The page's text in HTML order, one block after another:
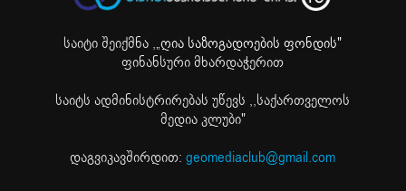
საიტი შეიქმნა ,„ღია საზოგადოების ფონდის"
ფინანსური მხარდაჭერით
საიტს ადმინისტრირებას უწევს ,,საქართველოს
მედია კლუბი"
დაგვიკავშირდით:geomediaclub@gmail.com